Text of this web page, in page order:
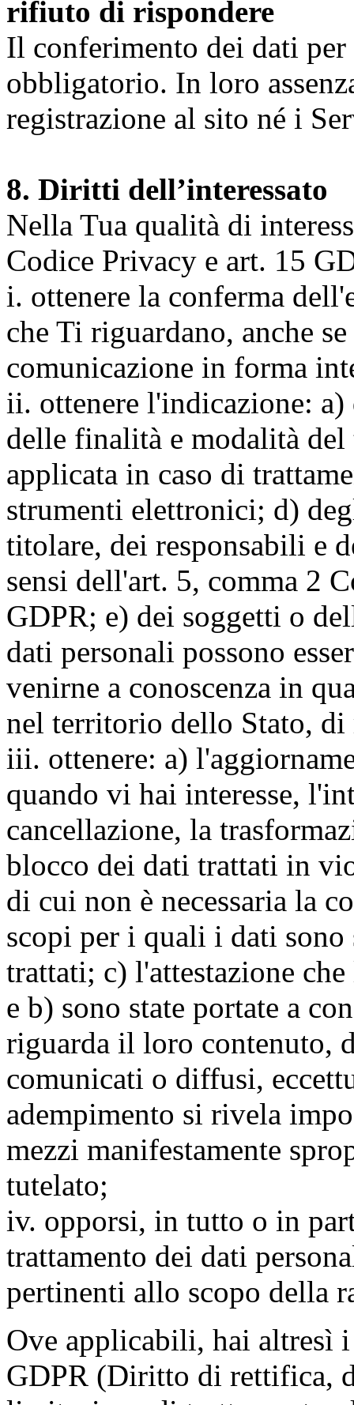
rifiuto di rispondere
Il conferimento dei dati
obbligatorio. In loro
registrazione al sito né i
8. Diritti dell’interessato
Nella Tua qualità di
Codice Privacy e art. 15
i. ottenere la conferma
che Ti riguardano, anche
comunicazione in forma
ii. ottenere l'indicazione:
delle finalità e modalità
applicata in caso di
strumenti elettronici; d)
titolare, dei responsabili e
sensi dell'art. 5, comma 2
GDPR; e) dei soggetti o
dati personali possono
venirne a conoscenza in
nel territorio dello Stato,
iii. ottenere: a)
quando vi hai interesse,
cancellazione, la
blocco dei dati trattati in
di cui non è necessaria la
scopi per i quali i dati sono
trattati; c) l'attestazione
e b) sono state portate a
riguarda il loro contenuto,
comunicati o diffusi,
adempimento si rivela
mezzi manifestamente
tutelato;
iv. opporsi, in tutto o in
trattamento dei dati
pertinenti allo scopo della
Ove applicabili, hai
GDPR (Diritto di rettifica,